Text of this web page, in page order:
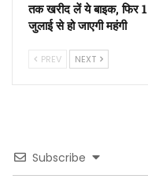
तक खरीद लें ये बाइक, फिर 1
जुलाई से हो जाएगी महंगी
PREV NEXT
Subscribe